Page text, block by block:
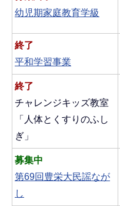
幼児期家庭教育学級
終了
平和学習事業
終了
チャレンジキッズ教室
「人体とくすりのふし
ぎ」
募集中
第69回豊栄大民謡なが
し